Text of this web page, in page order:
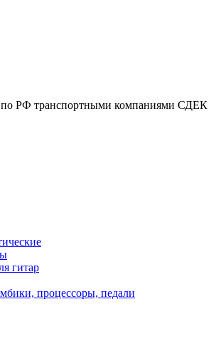
по РФ транспортными компаниями СДЕК
гитар
процессоры, педали